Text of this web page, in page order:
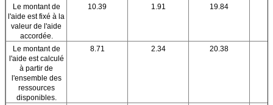
Le montant de
l'aide est fixé à la
valeur de l'aide
accordée.
10.39 1.91 19.84
Le montant de
l'aide est calculé
à partir de
l'ensemble des
ressources
disponibles.
8.71 2.34 20.38